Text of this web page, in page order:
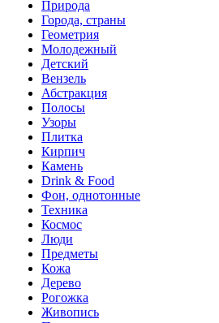
Природа
Города, страны
Геометрия
Молодежный
Детский
Вензель
Абстракция
Полосы
Узоры
Плитка
Кирпич
Камень
Drink & Food
Фон, однотонные
Техника
Космос
Люди
Предметы
Кожа
Дерево
Рогожка
Живопись